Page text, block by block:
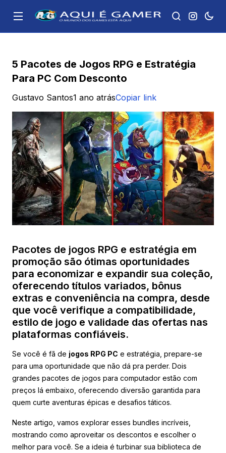
5 Pacotes de Jogos RPG e Estratégia
Para PC Com Desconto
Gustavo Santos1 ano atrásCopiar link
Pacotes de jogos RPG e estratégia em
promoção são ótimas oportunidades
para economizar e expandir sua coleção,
oferecendo títulos variados, bônus
extras e conveniência na compra, desde
que você verifique a compatibilidade,
estilo de jogo e validade das ofertas nas
plataformas confiáveis.
Se você é fã de jogos RPG PC e estratégia, prepare-se
para uma oportunidade que não dá pra perder. Dois
grandes pacotes de jogos para computador estão com
preços lá embaixo, oferecendo diversão garantida para
quem curte aventuras épicas e desafios táticos.
Neste artigo, vamos explorar esses bundles incríveis,
mostrando como aproveitar os descontos e escolher o
melhor para você. Se a ideia é turbinar sua biblioteca de